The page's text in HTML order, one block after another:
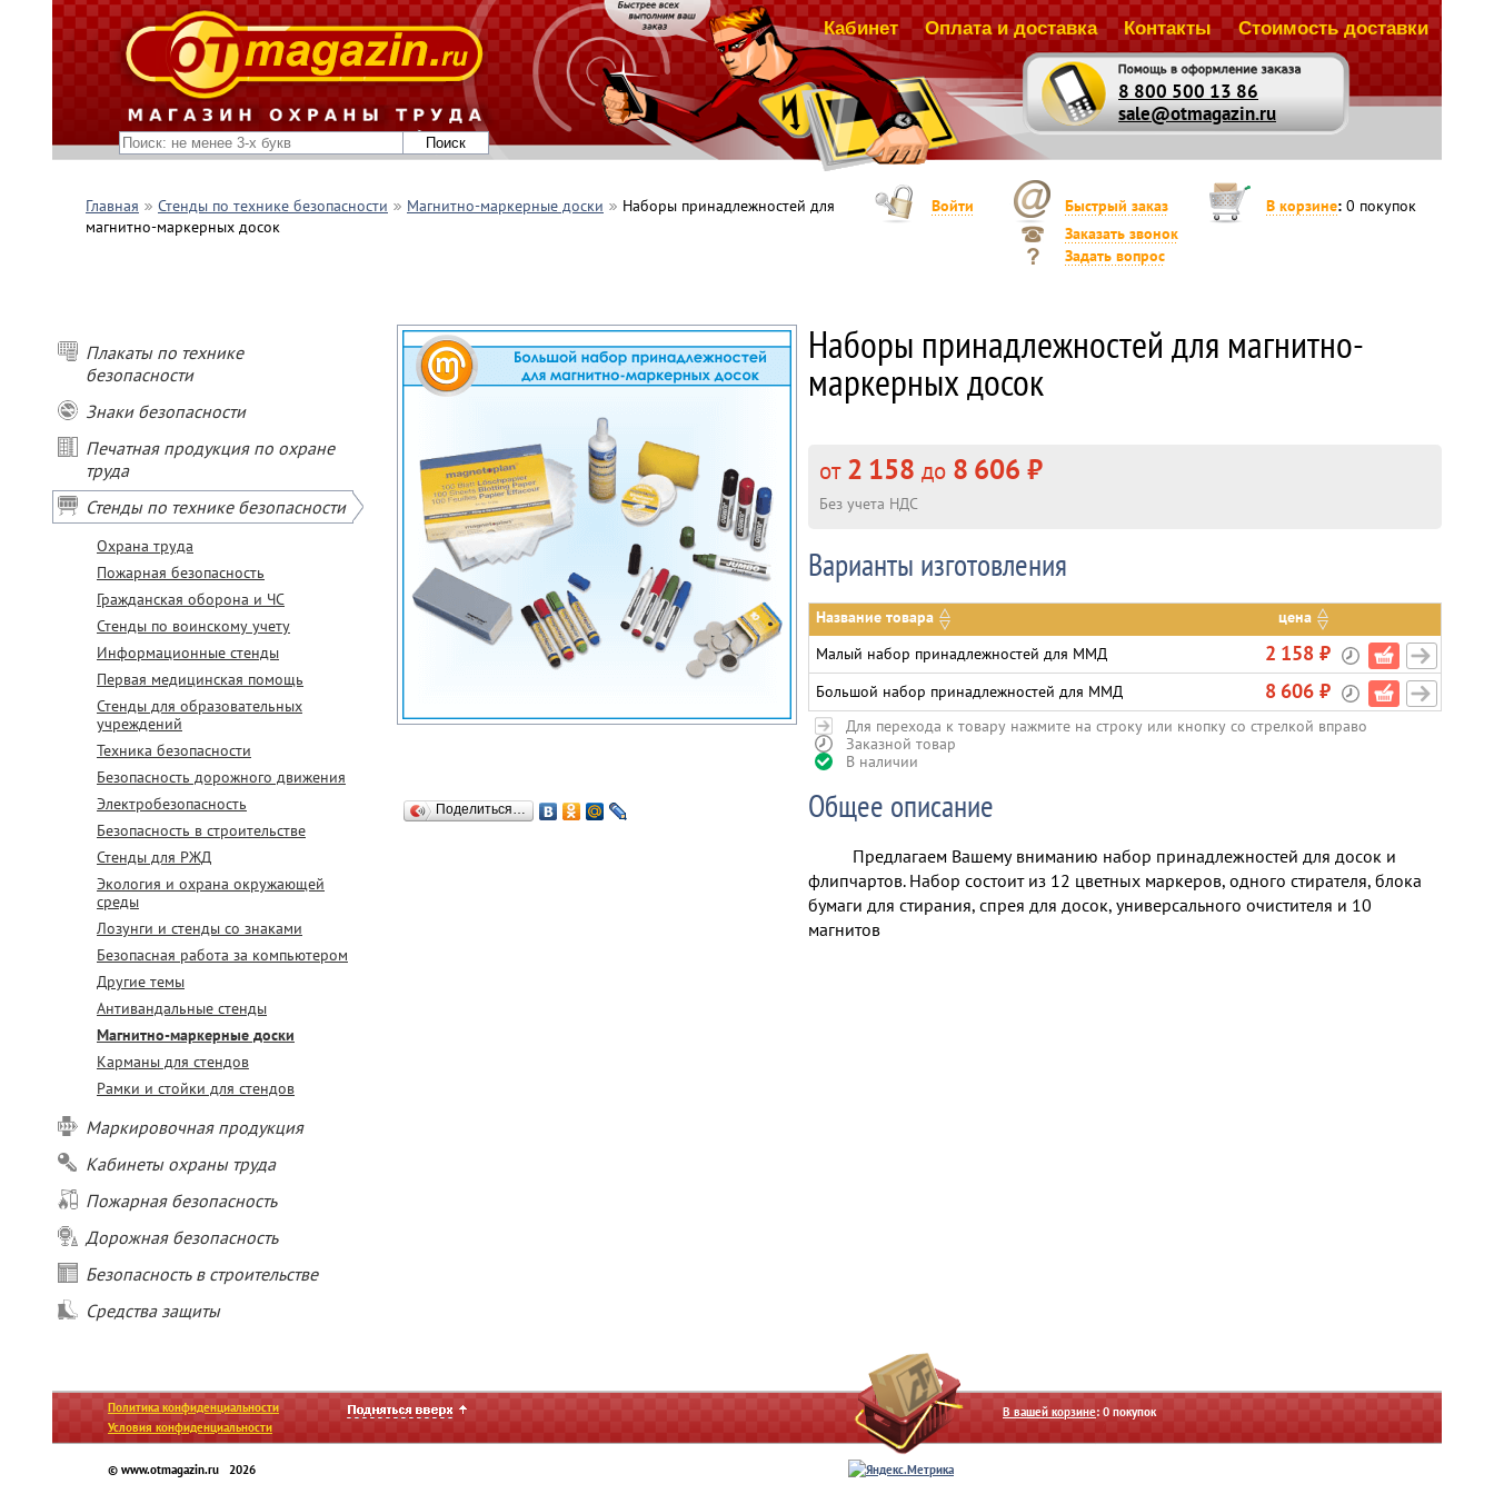
8 800 500 13 86
sale@otmagazin.ru
Кабинет Оплата и доставка Контакты Стоимость доставки
Главная Стенды по технике безопасности Магнитно-маркерные доски
Наборы принадлежностей для
магнитно-маркерных досок
Войти Быстрый заказ В корзине: 0 покупок
Заказать звонок
Задать вопрос
Плакаты по технике
безопасности
Знаки безопасности
Печатная продукция по охране
труда
Стенды по технике безопасности
Охрана труда
Пожарная безопасность
Гражданская оборона и ЧС
Стенды по воинскому учету
Информационные стенды
Первая медицинская помощь
Стенды для образовательных
учреждений
Техника безопасности
Безопасность дорожного движения
Электробезопасность
Безопасность в строительстве
Стенды для РЖД
Экология и охрана окружающей
среды
Лозунги и стенды со знаками
Безопасная работа за компьютером
Другие темы
Антивандальные стенды
Магнитно-маркерные доски
Карманы для стендов
Рамки и стойки для стендов
Маркировочная продукция
Кабинеты охраны труда
Пожарная безопасность
Дорожная безопасность
Безопасность в строительстве
Средства защиты
Поделиться…
Наборы принадлежностей для магнитно-
маркерных досок
от2 158 до 8 606 ₽
Без учета НДС
Варианты изготовления
Название товара
цена
Малый набор принадлежностей для ММД
2 158 ₽
Большой набор принадлежностей для ММД 8 606 ₽
Для перехода к товару нажмите на строку или кнопку со стрелкой вправо
Заказной товар
В наличии
Общее описание
Предлагаем Вашему вниманию набор принадлежностей для досок и
флипчартов. Набор состоит из 12 цветных маркеров, одного стирателя, блока
бумаги для стирания, спрея для досок, универсального очистителя и 10
магнитов
Политика конфиденциальности
Условия конфиденциальности
В вашей корзине: 0 покупок
© www.otmagazin.ru 2026